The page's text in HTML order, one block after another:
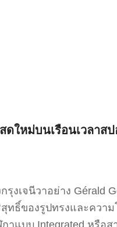
ใหม่บนเรือนเวลาส
เจนีวาอย่าง Gérald
ทธิ์ของรูปทรงและควา